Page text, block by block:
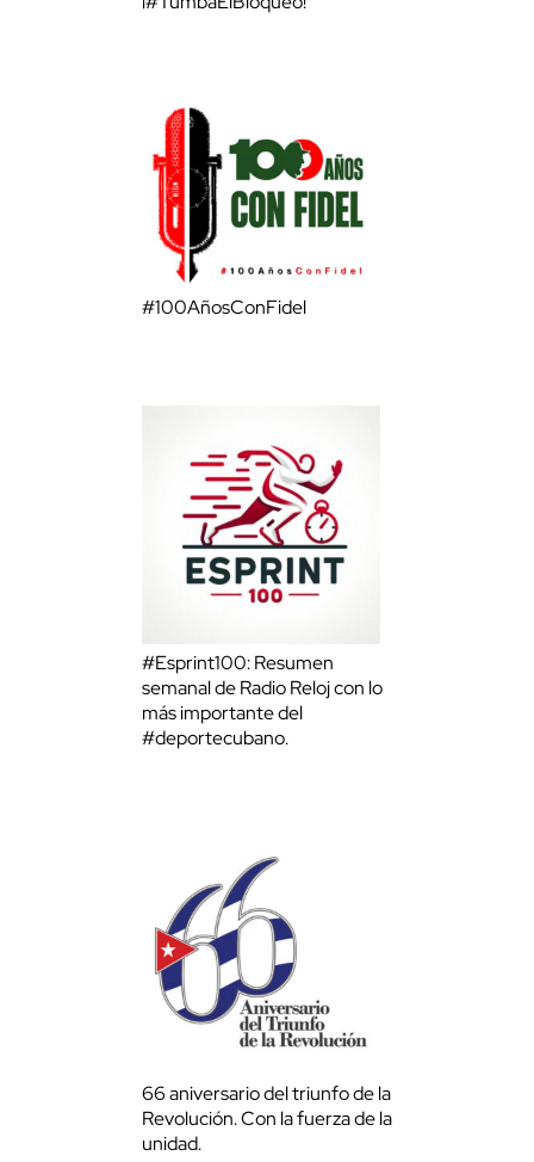
#100AñosConFidel
#Esprint100: Resumen
semanal de Radio Reloj con lo
más importante del
#deportecubano.
66 aniversario del triunfo de la
Revolución. Con la fuerza de la
unidad.